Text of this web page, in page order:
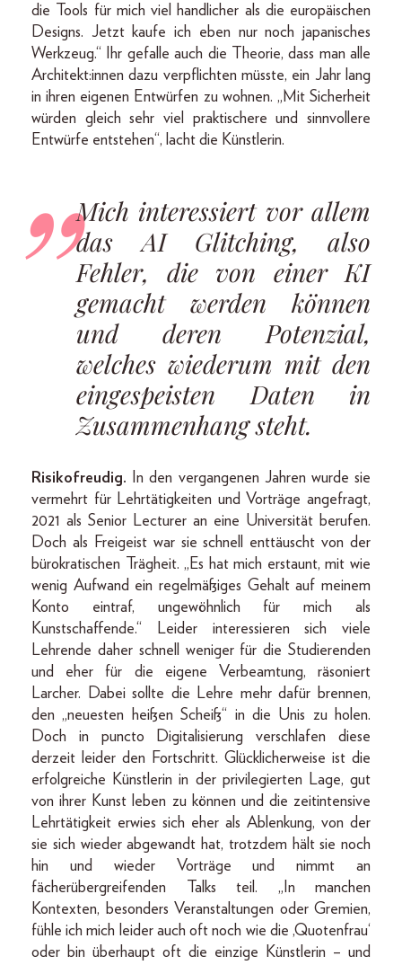
die Tools für mich viel handlicher als die europäischen
Designs. Jetzt kaufe ich eben nur noch japanisches
Werkzeug.“ Ihr gefalle auch die Theorie, dass man alle
Architekt:innen dazu verpflichten müsste, ein Jahr lang
in ihren eigenen Entwürfen zu wohnen. „Mit Sicherheit
würden gleich sehr viel praktischere und sinnvollere
Entwürfe entstehen“, lacht die Künstlerin.
Mich interessiert vor allem
das AI Glitching, also
Fehler, die von einer KI
gemacht werden können
und deren Potenzial,
welches wiederum mit den
eingespeisten Daten in
Zusammenhang steht.
Risikofreudig. In den vergangenen Jahren wurde sie
vermehrt für Lehrtätigkeiten und Vorträge angefragt,
2021 als Senior Lecturer an eine Universität berufen.
Doch als Freigeist war sie schnell enttäuscht von der
bürokratischen Trägheit. „Es hat mich erstaunt, mit wie
wenig Aufwand ein regelmäßiges Gehalt auf meinem
Konto eintraf, ungewöhnlich für mich als
Kunstschaffende.“ Leider interessieren sich viele
Lehrende daher schnell weniger für die Studierenden
und eher für die eigene Verbeamtung, räsoniert
Larcher. Dabei sollte die Lehre mehr dafür brennen,
den „neuesten heißen Scheiß“ in die Unis zu holen.
Doch in puncto Digitalisierung verschlafen diese
derzeit leider den Fortschritt. Glücklicherweise ist die
erfolgreiche Künstlerin in der privilegierten Lage, gut
von ihrer Kunst leben zu können und die zeitintensive
Lehrtätigkeit erwies sich eher als Ablenkung, von der
sie sich wieder abgewandt hat, trotzdem hält sie noch
hin und wieder Vorträge und nimmt an
fächerübergreifenden Talks teil. „In manchen
Kontexten, besonders Veranstaltungen oder Gremien,
fühle ich mich leider auch oft noch wie die ,Quotenfrau‘
oder bin überhaupt oft die einzige Künstlerin – und